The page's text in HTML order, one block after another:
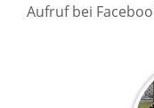
Aufruf bei